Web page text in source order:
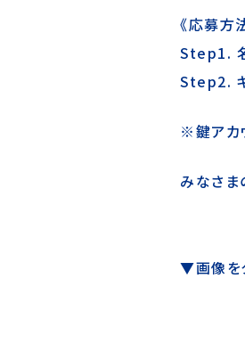
《応募方
Step1.
Step2.
※鍵アカ
みなさま
▼画像を